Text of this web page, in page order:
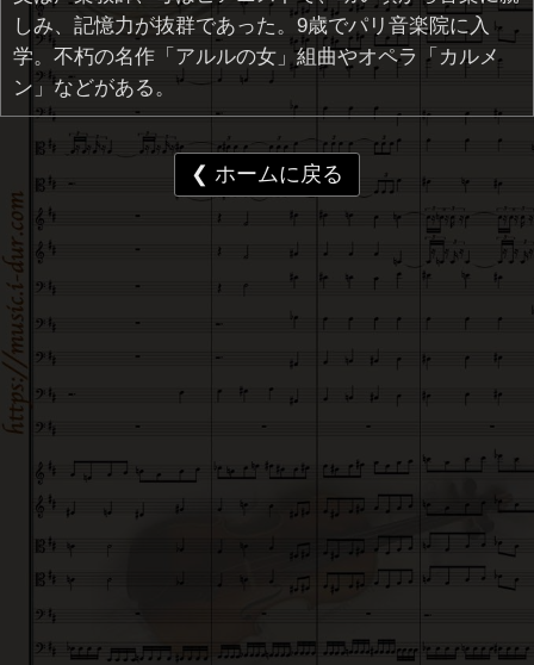
しみ、記憶力が抜群であった。9歳でパリ音楽院に入
学。不朽の名作「アルルの女」組曲やオペラ「カルメ
ン」などがある。
❮ ホームに戻る